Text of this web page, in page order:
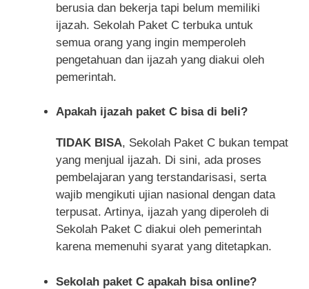
berusia dan bekerja tapi belum memiliki
ijazah. Sekolah Paket C terbuka untuk
semua orang yang ingin memperoleh
pengetahuan dan ijazah yang diakui oleh
pemerintah.
Apakah ijazah paket C bisa di beli?
TIDAK BISA, Sekolah Paket C bukan tempat
yang menjual ijazah. Di sini, ada proses
pembelajaran yang terstandarisasi, serta
wajib mengikuti ujian nasional dengan data
terpusat. Artinya, ijazah yang diperoleh di
Sekolah Paket C diakui oleh pemerintah
karena memenuhi syarat yang ditetapkan.
Sekolah paket C apakah bisa online?